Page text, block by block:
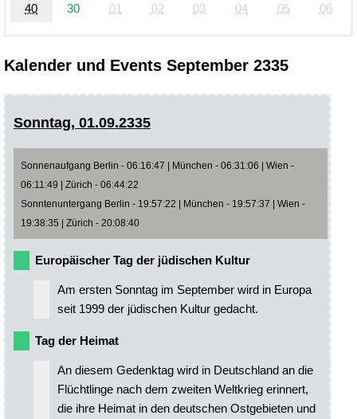
40
30 01 02 03 04 05 06
Kalender und Events September 2335
Sonntag, 01.09.2335
Sonnenaufgang Berlin - 06:16:47 | München - 06:31:06 | Wien -
06:11:49 | Zürich - 06:44:22
Sonntenuntergang Berlin - 19:57:22 | München - 19:57:37 | Wien -
19:38:35 | Zürich - 20:08:40
Europäischer Tag der jüdischen Kultur
Am ersten Sonntag im September wird in Europa
seit 1999 der jüdischen Kultur gedacht.
Tag der Heimat
An diesem Gedenktag wird in Deutschland an die
Flüchtlinge nach dem zweiten Weltkrieg erinnert,
die ihre Heimat in den deutschen Ostgebieten und